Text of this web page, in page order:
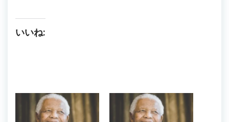
いいね: